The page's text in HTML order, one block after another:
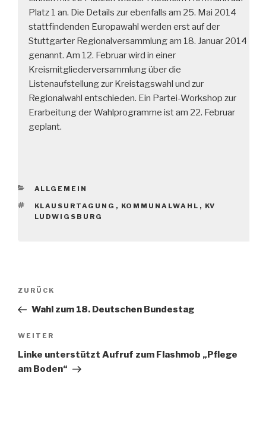
Platz 1 an. Die Details zur ebenfalls am 25. Mai 2014
stattfindenden Europawahl werden erst auf der
Stuttgarter Regionalversammlung am 18. Januar 2014
genannt. Am 12. Februar wird in einer
Kreismitgliederversammlung über die
Listenaufstellung zur Kreistagswahl und zur
Regionalwahl entschieden. Ein Partei-Workshop zur
Erarbeitung der Wahlprogramme ist am 22. Februar
geplant.
KATEGORIEN
ALLGEMEIN
SCHLAGWÖRTER
KLAUSURTAGUNG , KOMMUNALWAHL , KV
LUDWIGSBURG
Beitragsnavigation
Vorheriger
Beitrag
ZURÜCK
Wahl zum 18. Deutschen Bundestag
Nächster
Beitrag
WEITER
Linke unterstützt Aufruf zum Flashmob „Pflege
am Boden“